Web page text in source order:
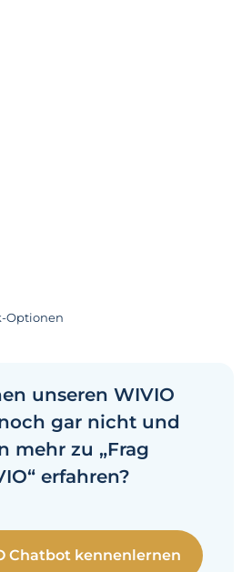
Optionen
unseren WIVIO
gar nicht und
mehr zu „Frag
erfahren?
Chatbot kennenlernen